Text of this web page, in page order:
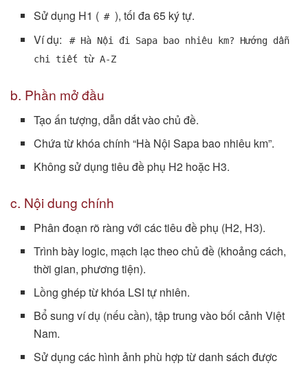
Sử dụng H1 ( # ), tối đa 65 ký tự.
Ví dụ:
# Hà Nội đi Sapa bao nhiêu km? Hướng dẫn
chi tiết từ A-Z
b. Phần mở đầu
Tạo ấn tượng, dẫn dắt vào chủ đề.
Chứa từ khóa chính “Hà Nội Sapa bao nhiêu km”.
Không sử dụng tiêu đề phụ H2 hoặc H3.
c. Nội dung chính
Phân đoạn rõ ràng với các tiêu đề phụ (H2, H3).
Trình bày logic, mạch lạc theo chủ đề (khoảng cách,
thời gian, phương tiện).
Lồng ghép từ khóa LSI tự nhiên.
Bổ sung ví dụ (nếu cần), tập trung vào bối cảnh Việt
Nam.
Sử dụng các hình ảnh phù hợp từ danh sách được